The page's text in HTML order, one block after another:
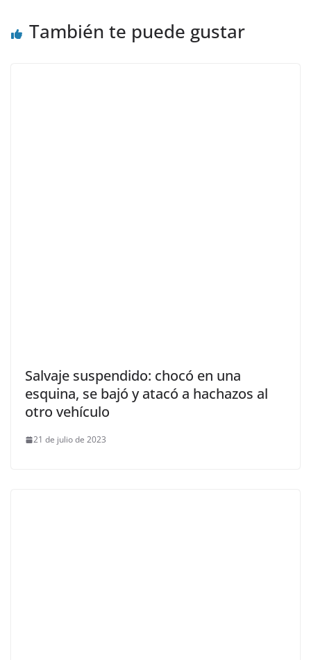
También te puede gustar
Salvaje suspendido: chocó en una
esquina, se bajó y atacó a hachazos al
otro vehículo
21 de julio de 2023